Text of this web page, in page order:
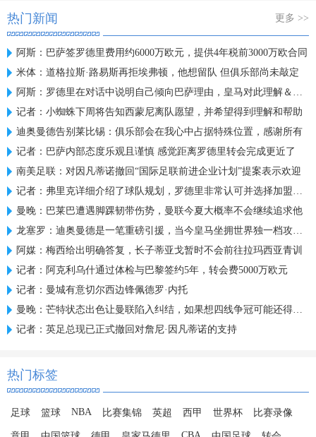
热门新闻 更多 >>
阿斯：巴萨签罗德里费用约6000万欧元，提供4年税前3000万欧合同
米体：道格拉斯·路易斯再拒埃弗顿，他想留队 但俱乐部尚未敲定
阿斯：罗德里在对话中说明自己倾向巴萨理由，皇马对此理解＆祝好
记者：小蜘蛛下周将告知西蒙尼离队愿望，并希望得到理解和帮助
迪奥曼德告别莱比锡：俱乐部会在我心中占据特殊位置，感谢所有
记者：巴萨内部态度乐观且谨慎 感觉距离罗德里转会完成更近了
南美足联：对因凡蒂诺撤回“国际足联前进企业计划”提案表示欢迎
记者：弗里克详细介绍了球队规划，罗德里非常认可并选择加盟巴萨
曼晚：巴莱巴遭遇脚踝韧带伤势，曼联今夏大概率不会继续追求他
龙塞罗：迪奥曼德是一笔重磅引援，当今皇马坐拥世界独一档攻击线
阿媒：梅西给出明确答复，长子蒂亚戈暂时不会前往拉玛西亚青训
记者：阿克利乌什通过体检与巴黎签约5年，转会费5000万欧元
记者：曼城有意切尔西边锋佩德罗·内托
曼晚：芒特状态出色让曼联陷入纠结，如果想四线争冠可能还得买人
记者：英足总现已正式撤回对詹尼·因凡蒂诺的支持
热门标签
足球 篮球 NBA 比赛集锦 英超 西甲 世界杯 比赛录像